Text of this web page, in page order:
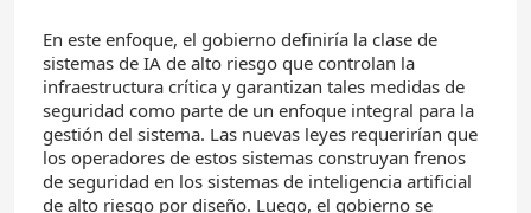
En este enfoque, el gobierno definiría la clase de
sistemas de IA de alto riesgo que controlan la
infraestructura crítica y garantizan tales medidas de
seguridad como parte de un enfoque integral para la
gestión del sistema. Las nuevas leyes requerirían que
los operadores de estos sistemas construyan frenos
de seguridad en los sistemas de inteligencia artificial
de alto riesgo por diseño. Luego, el gobierno se